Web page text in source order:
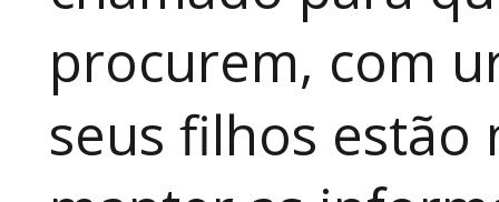
procurem, com
seus filhos